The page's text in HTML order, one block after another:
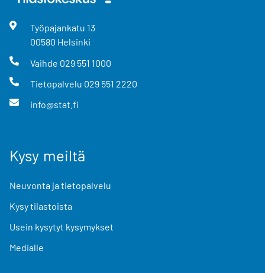
Työpajankatu 13
00580 Helsinki
Vaihde 029 551 1000
Tietopalvelu 029 551 2220
info@stat.fi
Kysy meiltä
Neuvonta ja tietopalvelu
Kysy tilastoista
Usein kysytyt kysymykset
Medialle